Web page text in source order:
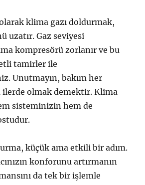
klima gazı doldurmak,
uzatır. Gaz seviyesi
kompresörü zorlanır ve bu
tamirler ile
Unutmayın, bakım her
ilerde olmak demektir. Klima
sisteminizin hem de
küçük ama etkili bir adım.
konforunu artırmanın
da tek bir işlemle